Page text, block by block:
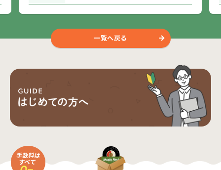
一覧へ戻る